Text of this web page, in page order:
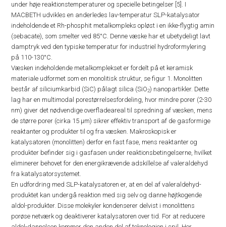
under høje reaktionstemperaturer og specielle betingelser [5]. I
MACBETH udvikles en anderledes lav-temperatur SLP-katalysator
indeholdende et Rh-phosphit metalkompleks opløst i en ikke-flygtig amin
(sebacate), som smelter ved 85°C. Denne væske har et ubetydeligt lavt
damptryk ved den typiske temperatur for industriel hydroformylering
på 110-130°C.
Væsken indeholdende metalkomplekset er fordelt på et keramisk
materiale udformet som en monolitisk struktur, se figur 1. Monolitten
består af siliciumkarbid (SiC) pålagt silica (SiO2) nanopartikler. Dette
lag har en multimodal porestørrelsesfordeling, hvor mindre porer (2-30
nm) giver det nødvendige overfladeareal til spredning af væsken, mens
de større porer (cirka 15 µm) sikrer effektiv transport af de gasformige
reaktanter og produkter til og fra væsken. Makroskopisk er
katalysatoren (monolitten) derfor en fast fase, mens reaktanter og
produkter befinder sig i gasfasen under reaktionsbetingelserne, hvilket
eliminerer behovet for den energikrævende adskillelse af valeraldehyd
fra katalysatorsystemet.
En udfordring med SLP-katalysatoren er, at en del af valeraldehyd-
produktet kan undergå reaktion med sig selv og danne højtkogende
aldol-produkter. Disse molekyler kondenserer delvist i monolittens
porøse netværk og deaktiverer katalysatoren over tid. For at reducere